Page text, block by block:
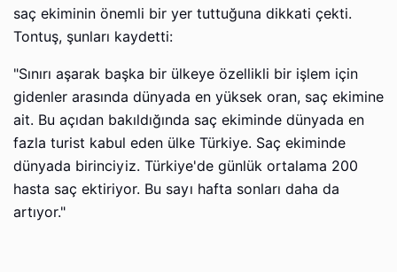
saç ekiminin önemli bir yer tuttuğuna dikkati çekti.
Tontuş, şunları kaydetti:
"Sınırı aşarak başka bir ülkeye özellikli bir işlem için
gidenler arasında dünyada en yüksek oran, saç ekimine
ait. Bu açıdan bakıldığında saç ekiminde dünyada en
fazla turist kabul eden ülke Türkiye. Saç ekiminde
dünyada birinciyiz. Türkiye'de günlük ortalama 200
hasta saç ektiriyor. Bu sayı hafta sonları daha da
artıyor."